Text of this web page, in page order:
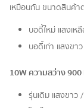
เหมือนกัน ขนาดสินค้า
บอดี้ใหม่ แสงเห
บอดี้เก่า แสงขา
10W ความสว่าง 900
รุ่นเดิม แสงขาว